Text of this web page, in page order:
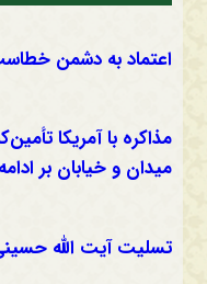
اعتماد به دشمن
مذاکره با آمریکا
میدان و خیابان بر
تسلیت آیت الله